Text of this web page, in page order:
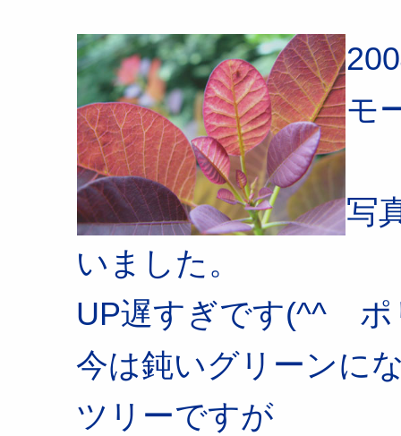
モ
写
いました。
UP遅すぎです(^^ゞ
今は鈍いグリーンに
ツリーですが